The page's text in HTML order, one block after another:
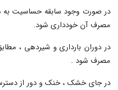
در صورت وجود سابقه حساسیت به
مصرف آن خودداری شود.
در دوران بارداری و شیردهی ،
مصرف شود .
در جای خشک ، خنک و دور از